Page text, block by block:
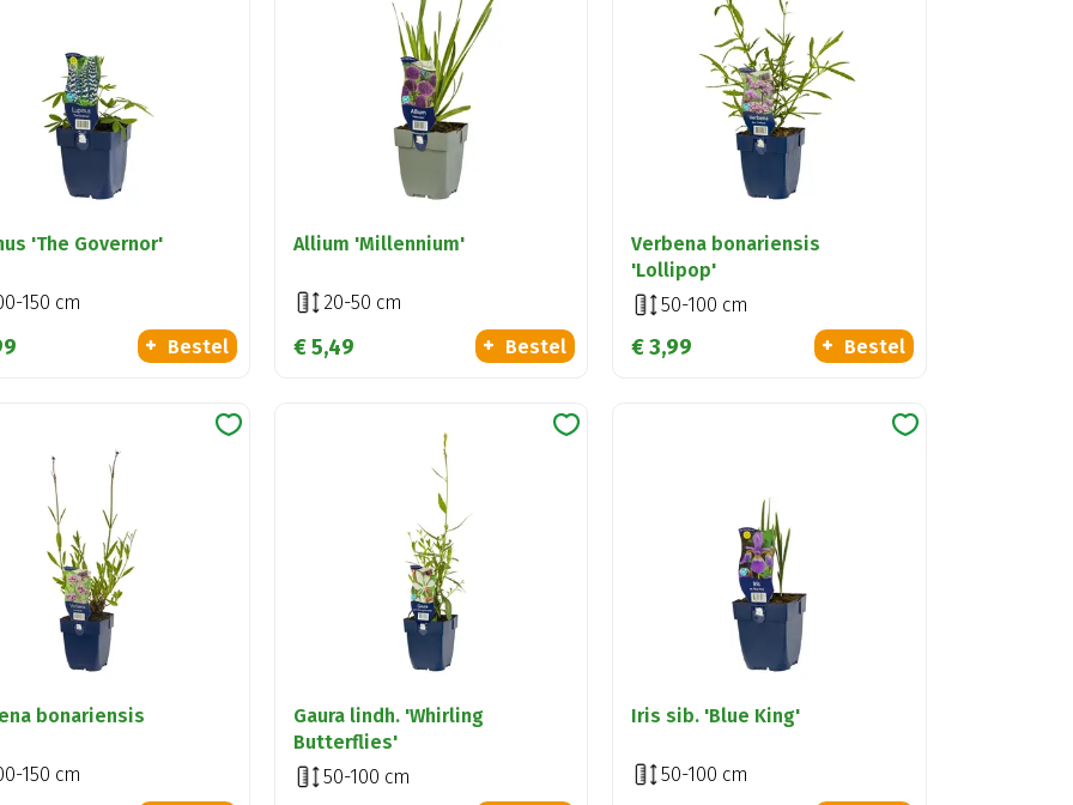
'The Governor'
150 cm
Bestel
Allium 'Millennium'
20-50 cm
€5,49 Bestel
Verbena bonariensis
'Lollipop'
50-100 cm
€ 3,99 Bestel
bonariensis
150 cm
Gaura lindh. 'Whirling
Butterflies'
50-100 cm
Iris sib. 'Blue King'
50-100 cm